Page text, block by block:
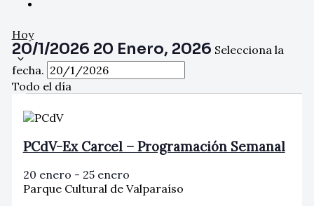
Hoy
20/1/2026 20 Enero, 2026 Selecciona la
fecha.
Todo el día
PCdV-Ex Carcel – Programación Semanal
20 enero - 25 enero
Parque Cultural de Valparaíso